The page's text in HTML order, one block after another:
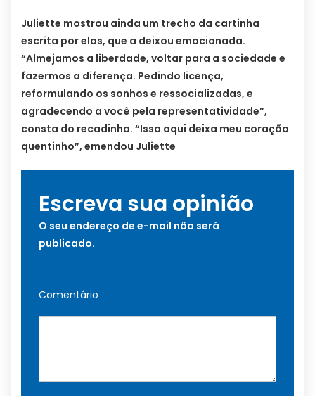
Juliette mostrou ainda um trecho da cartinha
escrita por elas, que a deixou emocionada.
“Almejamos a liberdade, voltar para a sociedade e
fazermos a diferença. Pedindo licença,
reformulando os sonhos e ressocializadas, e
agradecendo a você pela representatividade”,
consta do recadinho. “Isso aqui deixa meu coração
quentinho”, emendou Juliette
Escreva sua opinião
O seu endereço de e-mail não será
publicado.
Comentário